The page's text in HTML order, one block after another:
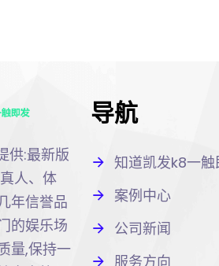
供:最新版
人、体
年信誉品
的娱乐场
量,保持一
导航
知道凯发k8一触
案例中心
公司新闻
服务方向